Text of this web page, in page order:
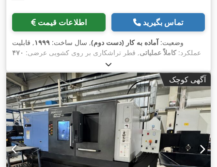
اطلاعات قیمت تماس بگیرید
وضعیت: آماده به کار (دست دوم), سال ساخت: ۱۹۹۹, قابلیت
عملکرد:کاملاً عملیاتی, قطر تراشکاری بر روی کشویی عرضی: ۴۷۰
۶۰۰ میلی‌متر
میلی‌متر, سوراخ اسپیندل:۷۹ میلی‌متر ,
آگهی کوچک